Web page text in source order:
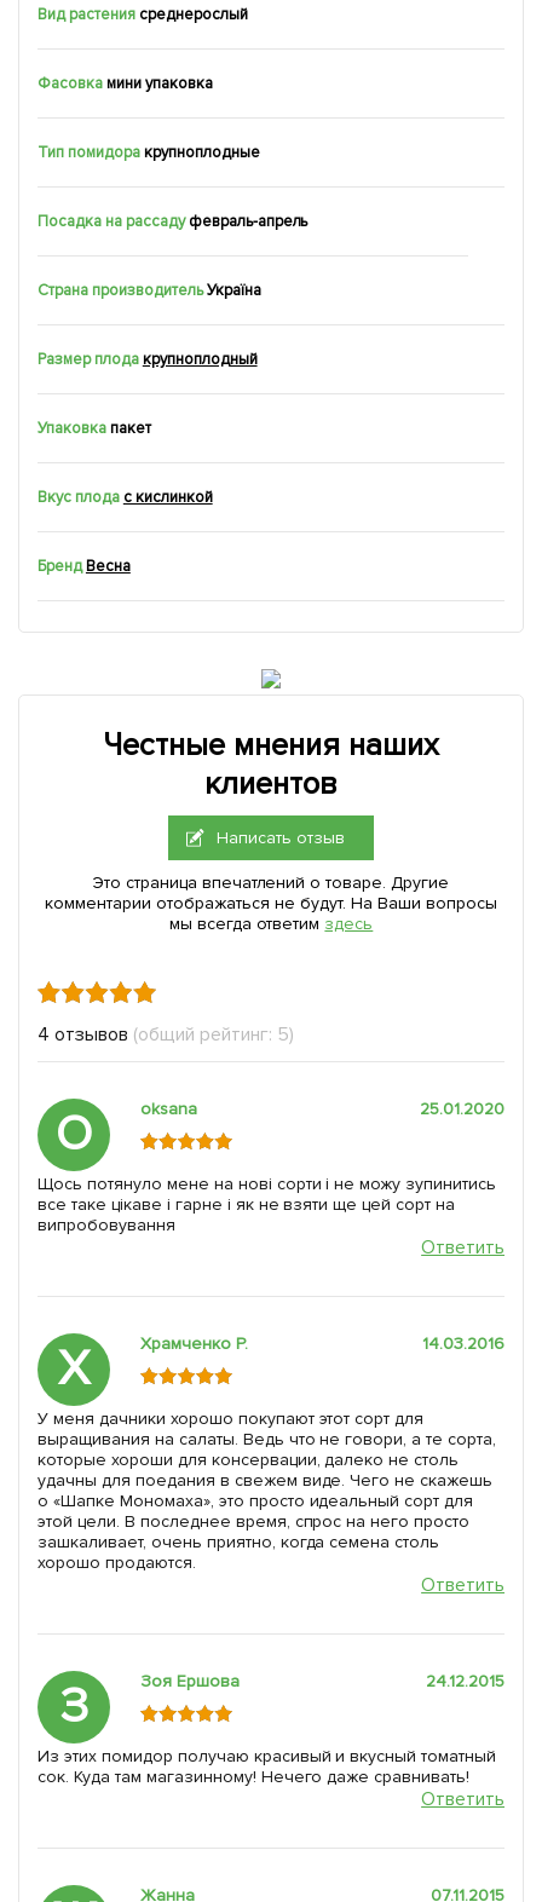
Вид растения среднерослый
Фасовкамини упаковка
Тип помидоракрупноплодные
Посадка на рассаду февраль-апрель
Страна производитель Україна
Размер плодакрупноплодный
Упаковкапакет
Вкус плода с кислинкой
БрендВесна
Честные мнения наших
клиентов
Написать отзыв
Это страница впечатлений о товаре. Другие
комментарии отображаться не будут. На Ваши вопросы
мы всегда ответим здесь
4 отзывов (общий рейтинг: 5)
O oksanа 25.01.2020
Щось потянуло мене на нові сорти і не можу зупинитись
все таке цікаве і гарне і як не взяти ще цей сорт на
випробовування
Ответить
Х Храмченко Р. 14.03.2016
У меня дачники хорошо покупают этот сорт для
выращивания на салаты. Ведь что не говори, а те сорта,
которые хороши для консервации, далеко не столь
удачны для поедания в свежем виде. Чего не скажешь
о «Шапке Мономаха», это просто идеальный сорт для
этой цели. В последнее время, спрос на него просто
зашкаливает, очень приятно, когда семена столь
хорошо продаются.
Ответить
З Зоя Ершова 24.12.2015
Из этих помидор получаю красивый и вкусный томатный
сок. Куда там магазинному! Нечего даже сравнивать!
Ответить
Жанна 07.11.2015